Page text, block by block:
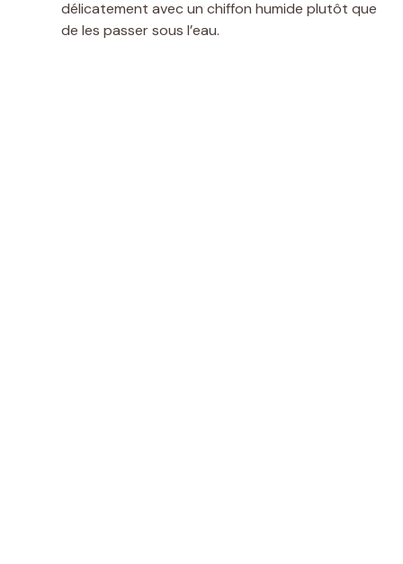
délicatement avec un chiffon humide plutôt que
de les passer sous l’eau.